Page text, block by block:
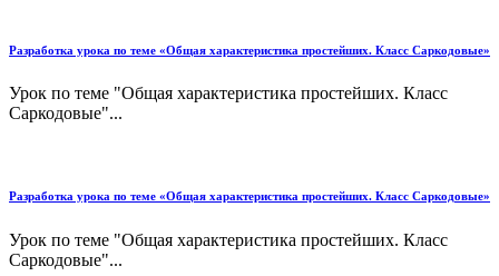
Разработка урока по теме «Общая характеристика простейших. Класс Саркодовые»
Урок по теме "Общая характеристика простейших. Класс
Саркодовые"...
Разработка урока по теме «Общая характеристика простейших. Класс Саркодовые»
Урок по теме "Общая характеристика простейших. Класс
Саркодовые"...